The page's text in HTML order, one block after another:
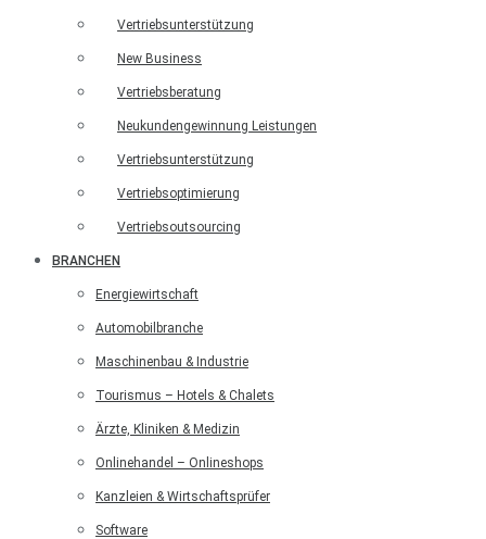
Vertriebsunterstützung
New Business
Vertriebsberatung
Neukundengewinnung Leistungen
Vertriebsunterstützung
Vertriebsoptimierung
Vertriebsoutsourcing
BRANCHEN
Energiewirtschaft
Automobilbranche
Maschinenbau & Industrie
Tourismus – Hotels & Chalets
Ärzte, Kliniken & Medizin
Onlinehandel – Onlineshops
Kanzleien & Wirtschaftsprüfer
Software